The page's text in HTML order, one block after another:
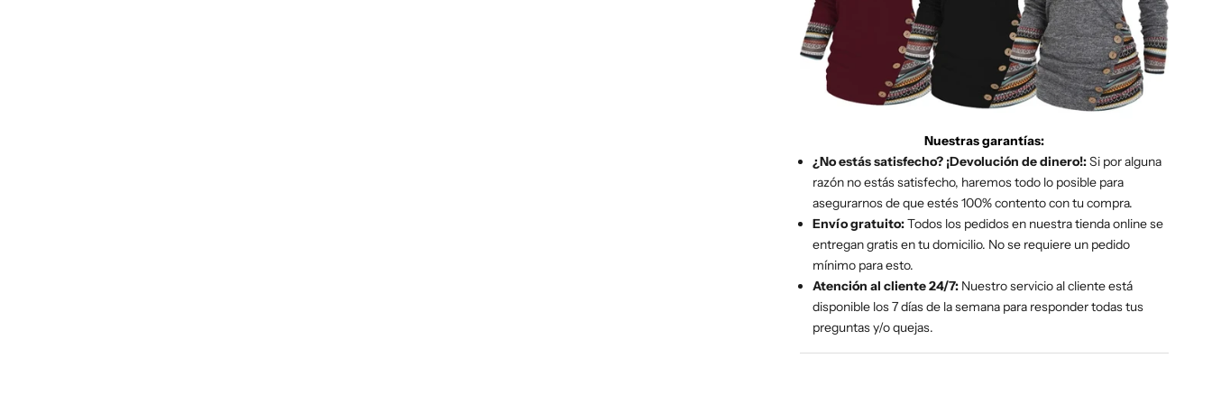
Nuestras garantías:
¿No estás satisfecho? ¡Devolución de dinero!:Si por alguna
razón no estás satisfecho, haremos todo lo posible para
asegurarnos de que estés 100% contento con tu compra.
Envío gratuito:Todos los pedidos en nuestra tienda online se
entregan gratis en tu domicilio. No se requiere un pedido
mínimo para esto.
Atención al cliente 24/7: Nuestro servicio al cliente está
disponible los 7 días de la semana para responder todas tus
preguntas y/o quejas.